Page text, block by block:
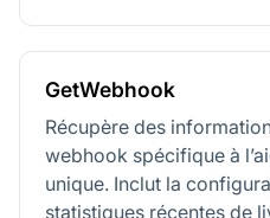
GetWebhook
Récupère des
webhook spécifique à
unique. Inclut la
statistiques récentes de